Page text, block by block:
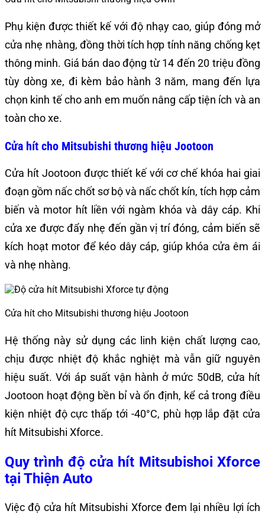
Phụ kiện được thiết kế với độ nhạy cao, giúp đóng mở
cửa nhẹ nhàng, đồng thời tích hợp tính năng chống kẹt
thông minh. Giá bán dao động từ 14 đến 20 triệu đồng
tùy dòng xe, đi kèm bảo hành 3 năm, mang đến lựa
chọn kinh tế cho anh em muốn nâng cấp tiện ích và an
toàn cho xe.
Cửa hít cho Mitsubishi thương hiệu Jootoon
Cửa hít Jootoon được thiết kế với cơ chế khóa hai giai
đoạn gồm nấc chốt sơ bộ và nấc chốt kín, tích hợp cảm
biến và motor hít liền với ngàm khóa và dây cáp. Khi
cửa xe được đẩy nhẹ đến gần vị trí đóng, cảm biến sẽ
kích hoạt motor để kéo dây cáp, giúp khóa cửa êm ái
và nhẹ nhàng.
Cửa hít cho Mitsubishi thương hiệu Jootoon
Hệ thống này sử dụng các linh kiện chất lượng cao,
chịu được nhiệt độ khắc nghiệt mà vẫn giữ nguyên
hiệu suất. Với áp suất vận hành ở mức 50dB, cửa hít
Jootoon hoạt động bền bỉ và ổn định, kể cả trong điều
kiện nhiệt độ cực thấp tới -40°C, phù hợp lắp đặt cửa
hít Mitsubishi Xforce.
Quy trình độ cửa hít Mitsubishoi Xforce
tại Thiện Auto
Việc độ cửa hít Mitsubishi Xforce đem lại nhiều lợi ích